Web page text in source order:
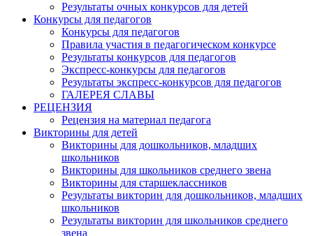
Результаты очных конкурсов для детей
Конкурсы для педагогов
Конкурсы для педагогов
Правила участия в педагогическом конкурсе
Результаты конкурсов для педагогов
Экспресс-конкурсы для педагогов
Результаты экспресс-конкурсов для педагогов
ГАЛЕРЕЯ СЛАВЫ
РЕЦЕНЗИЯ
Рецензия на материал педагога
Викторины для детей
Викторины для дошкольников, младших
школьников
Викторины для школьников среднего звена
Викторины для старшеклассников
Результаты викторин для дошкольников, младших
школьников
Результаты викторин для школьников среднего
звена